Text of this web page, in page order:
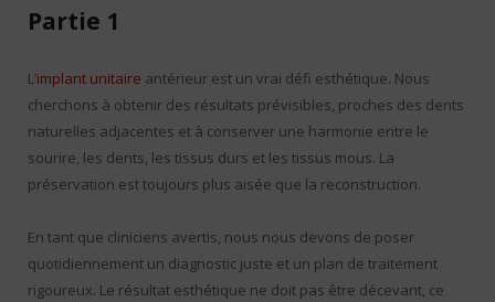
Partie 1
L’implant unitaire antérieur est un vrai défi esthétique. Nous
cherchons à obtenir des résultats prévisibles, proches des dents
naturelles adjacentes et à conserver une harmonie entre le
sourire, les dents, les tissus durs et les tissus mous. La
préservation est toujours plus aisée que la reconstruction.
En tant que cliniciens avertis, nous nous devons de poser
quotidiennement un diagnostic juste et un plan de traitement
rigoureux. Le résultat esthétique ne doit pas être décevant, ce